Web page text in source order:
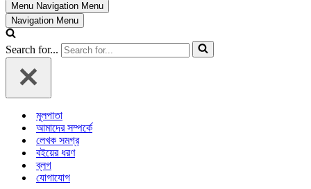
Menu Navigation Menu
Navigation Menu
Search for...
মূলপাতা
আমাদের সম্পর্কে
লেখক সমগ্র
বইয়ের ধরণ
ব্লগ
যোগাযোগ